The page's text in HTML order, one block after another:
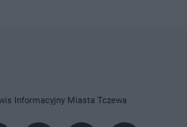
Informacyjny Miasta Tczewa